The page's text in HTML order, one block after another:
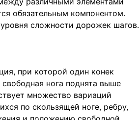
обязательным компонентом.
сложности дорожек шагов.
при которой один конек
свободная нога поднята выше
множество вариаций
по скользящей ноге, ребру,